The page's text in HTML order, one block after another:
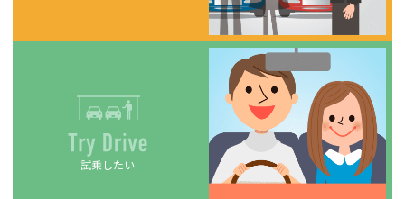
試乗したい